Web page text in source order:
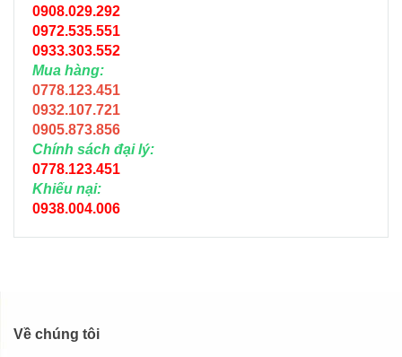
0908.029.292
0972.535.551
0933.303.552
Mua hàng:
0778.123.451
0932.107.721
0905.873.856
Chính sách đại lý:
0778.123.451
Khiếu nại:
0938.004.006
Về chúng tôi